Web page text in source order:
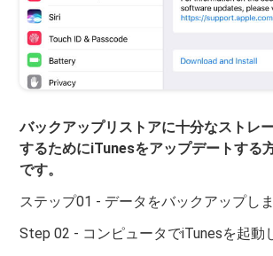
バックアップリストアに十分なストレ
するためにiTunesをアップデートする
です。
ステップ01 - データをバックアップしま
Step 02 - コンピュータでiTunesを起動